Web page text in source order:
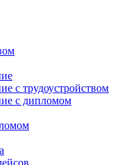
с трудоустройством
с дипломом